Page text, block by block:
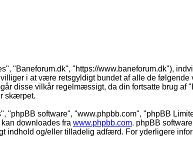
"Baneforum.dk", "https://www.baneforum.dk"),
i at være retsgyldigt bundet af alle de
disse vilkår regelmæssigt, da din fortsatte brug
skærpet.
"phpBB software", "www.phpbb.com", "phpBB
downloades fra www.phpbb.com. phpBB
indhold og/eller tilladelig adfærd. For yderligere